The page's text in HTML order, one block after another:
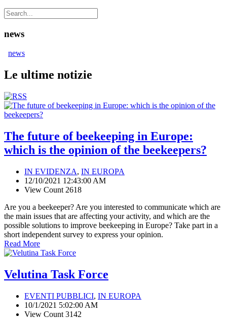
news
news
Le ultime notizie
The future of beekeeping in Europe:
which is the opinion of the beekeepers?
IN EVIDENZA, IN EUROPA
12/10/2021 12:43:00 AM
View Count 2618
Are you a beekeeper? Are you interested to communicate which are
the main issues that are affecting your activity, and which are the
possible solutions to improve beekeeping in Europe? Take part in a
short independent survey to express your opinion.
Read More
Velutina Task Force
EVENTI PUBBLICI, IN EUROPA
10/1/2021 5:02:00 AM
View Count 3142